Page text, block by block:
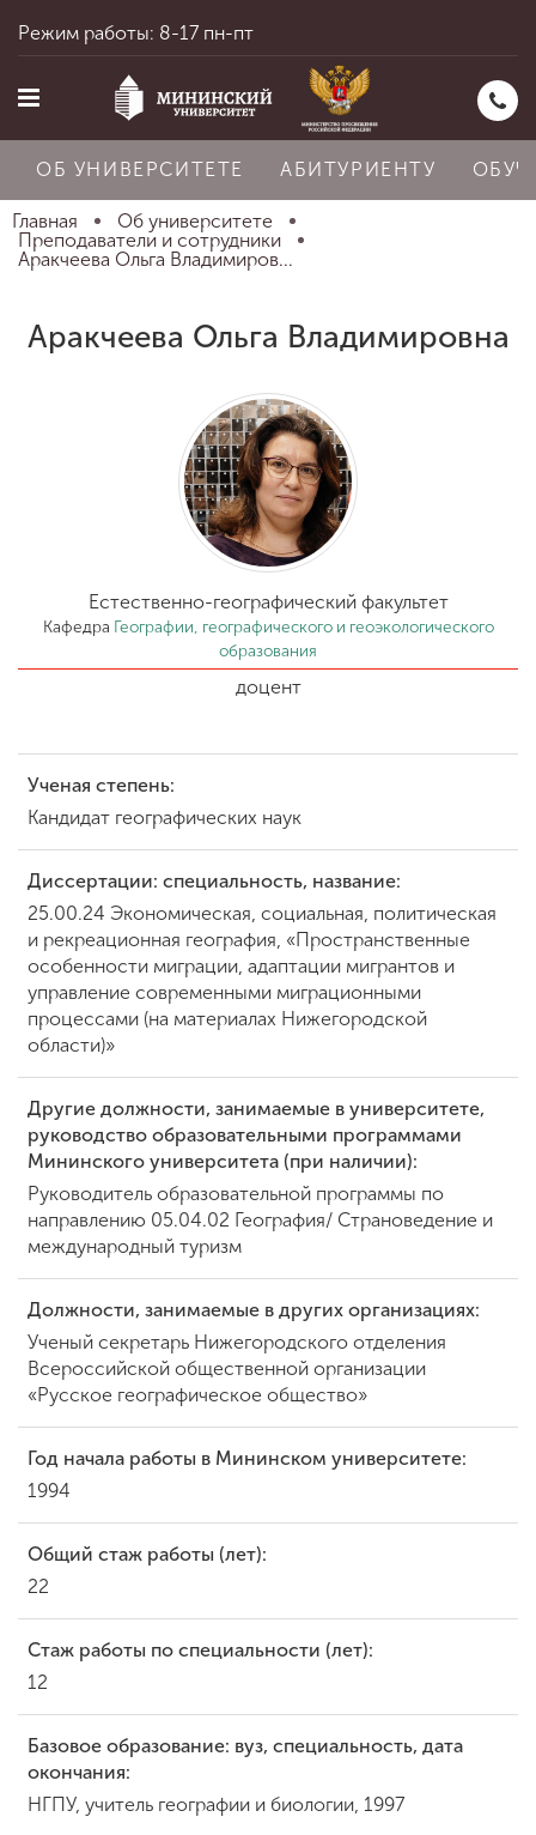
Абитуриенту
Обучение
Наука
Другие виды
Студенческая жизнь
Сведения об
образовательной
организации
ENG
+7 (831) 262-26-20
Режим работы: 8-17 пн-пт
ОБ УНИВЕРСИТЕТЕ АБИТУРИЕНТУ
Главная
Об университете
Преподаватели и сотрудники
Аракчеева Ольга Владимиров...
Аракчеева Ольга Владимировна
Естественно-географический факультет
Кафедра Географии, географического и геоэкологического
образования
доцент
Ученая степень:
Кандидат географических наук
Диссертации: специальность, название:
25.00.24 Экономическая, социальная, политическая
и рекреационная география, «Пространственные
особенности миграции, адаптации мигрантов и
управление современными миграционными
процессами (на материалах Нижегородской
области)»
Другие должности, занимаемые в университете,
руководство образовательными программами
Мининского университета (при наличии):
Руководитель образовательной программы по
направлению 05.04.02 География/ Страноведение и
международный туризм
Должности, занимаемые в других организациях:
Ученый секретарь Нижегородского отделения
Всероссийской общественной организации
«Русское географическое общество»
Год начала работы в Мининском университете:
1994
Общий стаж работы (лет):
22
Стаж работы по специальности (лет):
12
Базовое образование: вуз, специальность, дата
окончания:
НГПУ, учитель географии и биологии, 1997